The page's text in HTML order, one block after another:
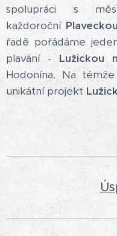
spolupráci s
každoroční
řadě pořádáme
plavání -Lužickou
Hodonína. Na
unikátní projekt